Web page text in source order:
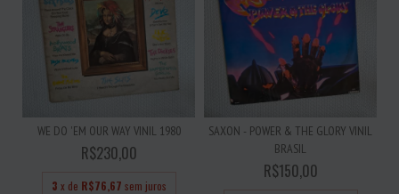
WE DO 'EM OUR WAY VINIL 1980
R$230,00
3 x de R$76,67 sem juros
SAXON - POWER & THE GLORY VINIL
BRASIL
R$150,00